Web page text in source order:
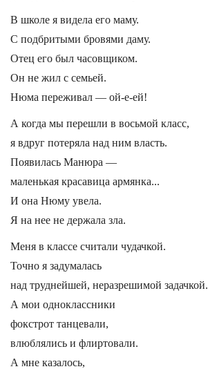
В школе я видела его маму.
С подбритыми бровями даму.
Отец его был часовщиком.
Он не жил с семьей.
Нюма переживал — ой-е-ей!
А когда мы перешли в восьмой класс,
я вдруг потеряла над ним власть.
Появилась Манюра —
маленькая красавица армянка...
И она Нюму увела.
Я на нее не держала зла.
Меня в классе считали чудачкой.
Точно я задумалась
над труднейшей, неразрешимой задачкой.
А мои одноклассники
фокстрот танцевали,
влюблялись и флиртовали.
А мне казалось,